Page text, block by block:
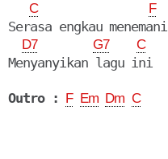
C F
Serasa engkau menemani
D7 G7 C
Menyanyikan lagu ini
Outro : F Em Dm C